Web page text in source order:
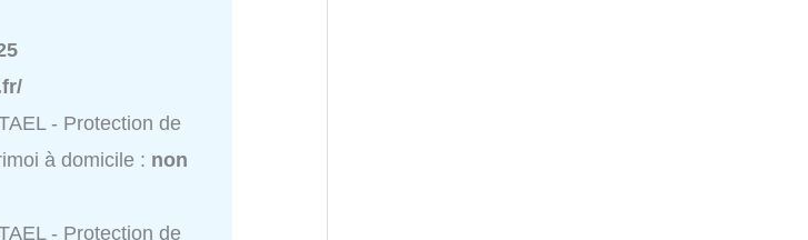
- Protection de
à domicile : non
- Protection de